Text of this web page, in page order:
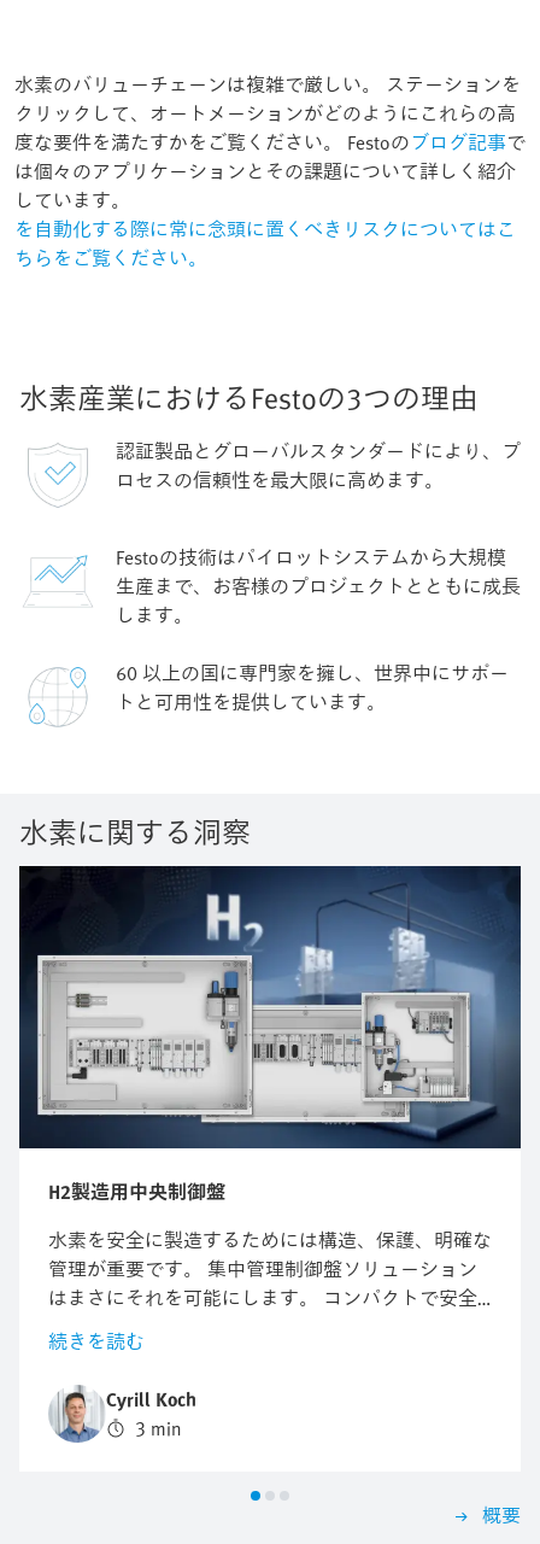
水素のバリューチェーンは複雑で厳しい。 ステーションを
クリックして、オートメーションがどのようにこれらの高
度な要件を満たすかをご覧ください。 Festoのブログ記事で
は個々のアプリケーションとその課題について詳しく紹介
しています。
を自動化する際に常に念頭に置くべきリスクについてはこ
ちらをご覧ください。
水素産業におけるFestoの3つの理由
認証製品とグローバルスタンダードにより、プ
ロセスの信頼性を最大限に高めます。
Festoの技術はパイロットシステムから大規模
生産まで、お客様のプロジェクトとともに成長
します。
60 以上の国に専門家を擁し、世界中にサポー
トと可用性を提供しています。
水素に関する洞察
H2製造用中央制御盤
水素を安全に製造するためには構造、保護、明確な
管理が重要です。 集中管理制御盤ソリューション
はまさにそれを可能にします。 コンパクトで安全
かつ効率的な電解を保証します。 この記事では中
央集権的なアプローチがなぜ説得力を持つのか、技
術的な詳細を通して学ぶことができます。
続きを読む
Cyrill Koch
3 min
概要